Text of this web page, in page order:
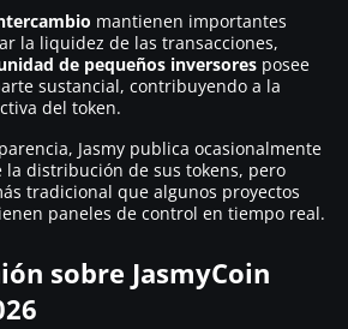
mantienen importantes
la liquidez de las transacciones,
de pequeños inversores posee
sustancial, contribuyendo a la
del token.
Jasmy publica ocasionalmente
la distribución de sus tokens, pero
tradicional que algunos proyectos
paneles de control en tiempo real.
sobre JasmyCoin